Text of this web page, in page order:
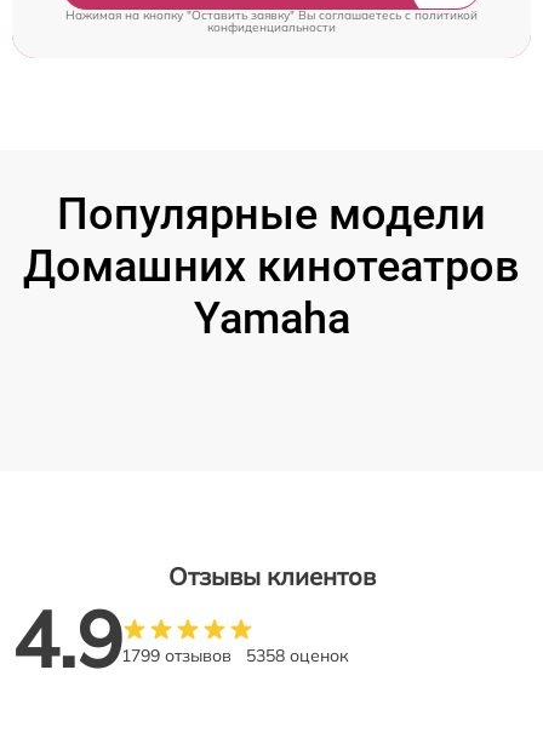
Нажимая на кнопку "Оставить заявку" Вы соглашаетесь cполитикой
конфиденциальности
Популярные модели
Домашних кинотеатров
Yamaha
Отзывы клиентов
4.91799 отзывов 5358 оценок